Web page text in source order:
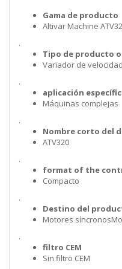
Gama de producto
Altivar Machine
.
Tipo de producto
Variador de velocidad
.
aplicación
Máquinas complejas
.
Nombre corto del
ATV320
.
format of the
Compacto
.
Destino del
Motores
.
filtro CEM
Sin filtro CEM